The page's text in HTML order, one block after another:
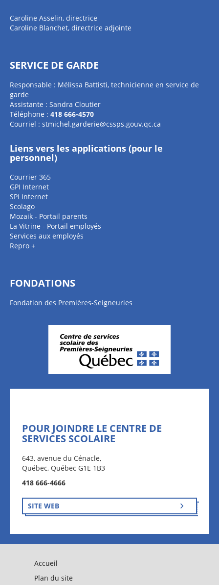
Caroline Asselin, directrice
Caroline Blanchet, directrice adjointe
SERVICE DE GARDE
Responsable : Mélissa Battisti, technicienne en service de
garde
Assistante : Sandra Cloutier
Téléphone : 418 666-4570
Courriel : stmichel.garderie@cssps.gouv.qc.ca
Liens vers les applications (pour le
personnel)
Courrier 365
GPI Internet
SPI Internet
Scolago
Mozaik - Portail parents
La Vitrine - Portail employés
Services aux employés
Repro +
FONDATIONS
Fondation des Premières-Seigneuries
POUR JOINDRE LE CENTRE DE
SERVICES SCOLAIRE
643, avenue du Cénacle,
Québec, Québec G1E 1B3
418 666-4666
SITE WEB
Accueil
Plan du site